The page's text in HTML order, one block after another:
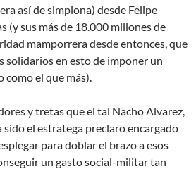
así de simplona) desde Felipe
(y sus más de 18.000 millones de
mamporrera desde entonces, que
solidarios en esto de imponer un
el que más).
y tretas que el tal Nacho Alvarez,
el estratega preclaro encargado
para doblar el brazo a esos
un gasto social-militar tan